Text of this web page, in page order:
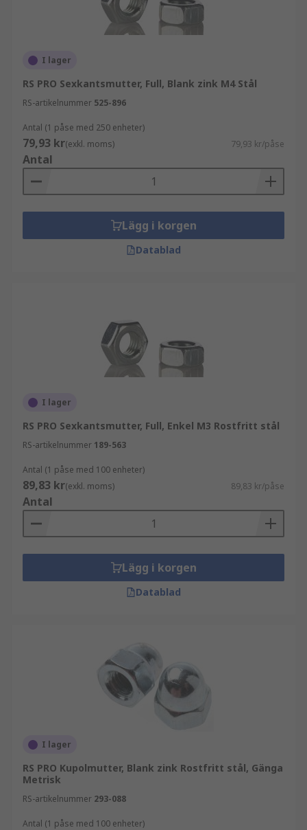
Sexkantsmuttrar kan användas i nästan alla
tillämpningar om du behöver en fästmetod som
är fästelementet för dig. Några
Fordonstillämpningar
Byggbranschen
Allmän industri
Maskiner
Verkstäder
Gör-det-själv-entusiaster
Hemmet
I lager
RS PRO Sexkantsmutter, Full, Blank zink M4 Stål
RS-artikelnummer 525-896
Antal (1 påse med 250 enheter)
79,93 kr(exkl. moms) 79,93 kr/påse
Antal
Lägg i korgen
Datablad
I lager
RS PRO Sexkantsmutter, Full, Enkel M3 Rostfritt stål
RS-artikelnummer 189-563
Antal (1 påse med 100 enheter)
89,83 kr(exkl. moms) 89,83 kr/påse
Antal
Lägg i korgen
Datablad
I lager
RS PRO Kupolmutter, Blank zink Rostfritt stål, Gänga
Metrisk
RS-artikelnummer 293-088
Antal (1 påse med 100 enheter)